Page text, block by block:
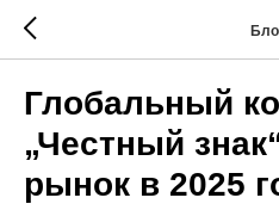
Глобальный
„Честный
рынок в 2025